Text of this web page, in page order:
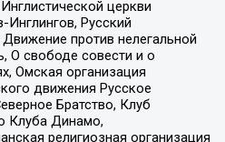
церкви
Русский
против нелегальной
О свободе совести и о
Омская организация
движения Русское
Братство, Клуб
Клуба Динамо,
религиозная организация